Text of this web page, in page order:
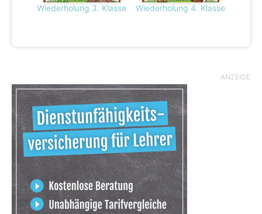
Wiederholung 3. Klasse Wiederholung 4. Klasse
ANZEIGE